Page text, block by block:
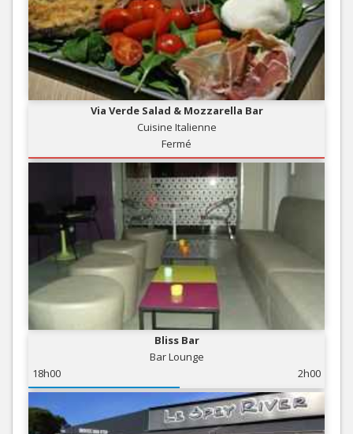
Via Verde Salad & Mozzarella Bar
Cuisine Italienne
Fermé
Bliss Bar
Bar Lounge
18h00
2h00